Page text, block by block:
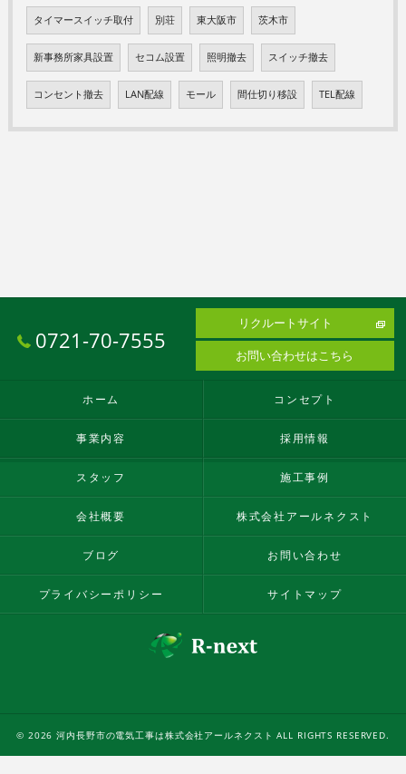
タイマースイッチ取付 別荘 東大阪市 茨木市
新事務所家具設置 セコム設置 照明撤去 スイッチ撤去
コンセント撤去 LAN配線 モール 間仕切り移設 TEL配線
0721-70-7555
リクルートサイト
お問い合わせはこちら
ホーム コンセプト
事業内容 採用情報
スタッフ 施工事例
会社概要 株式会社アールネクスト
ブログ お問い合わせ
プライバシーポリシー サイトマップ
© 2026 河内長野市の電気工事は株式会社アールネクスト ALL RIGHTS RESERVED.